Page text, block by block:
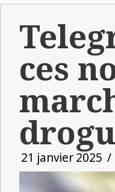
ces
21 janvier 2025 /